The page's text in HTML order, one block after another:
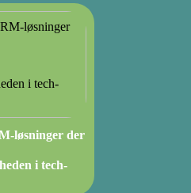
løsninger der
i tech-